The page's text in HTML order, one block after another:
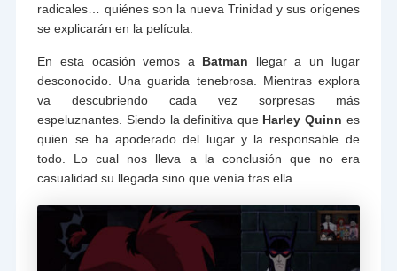
radicales… quiénes son la nueva Trinidad y sus orígenes
se explicarán en la película.
En esta ocasión vemos a Batman llegar a un lugar
desconocido. Una guarida tenebrosa. Mientras explora
va descubriendo cada vez sorpresas más
espeluznantes. Siendo la definitiva que Harley Quinn es
quien se ha apoderado del lugar y la responsable de
todo. Lo cual nos lleva a la conclusión que no era
casualidad su llegada sino que venía tras ella.